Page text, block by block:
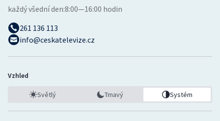
každý všední den:8:00—16:00 hodin
261 136 113
info@ceskatelevize.cz
Vzhled
Světlý Tmavý Systém